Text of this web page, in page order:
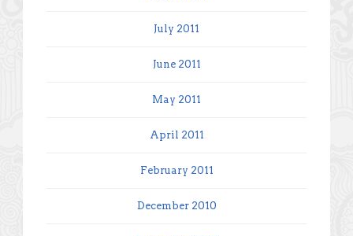
July 2011
June 2011
May 2011
April 2011
February 2011
December 2010